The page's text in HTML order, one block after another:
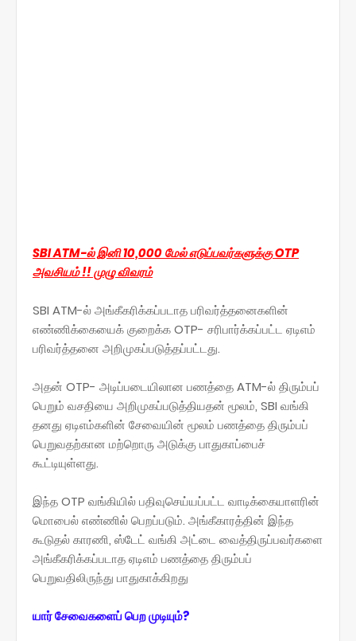
SBI ATM-ல் இனி 10,000 மேல் எடுப்பவர்களுக்கு OTP
அவசியம் !! முழு விவரம்
SBI ATM-ல் அங்கீகரிக்கப்படாத பரிவர்த்தனைகளின்
எண்ணிக்கையைக் குறைக்க OTP- சரிபார்க்கப்பட்ட ஏடிஎம்
பரிவர்த்தனை அறிமுகப்படுத்தப்பட்டது.
அதன் OTP- அடிப்படையிலான பணத்தை ATM-ல் திரும்பப்
பெறும் வசதியை அறிமுகப்படுத்தியதன் மூலம், SBI வங்கி
தனது ஏடிஎம்களின் சேவையின் மூலம் பணத்தை திரும்பப்
பெறுவதற்கான மற்றொரு அடுக்கு பாதுகாப்பைச்
கூட்டியுள்ளது.
இந்த OTP வங்கியில் பதிவுசெய்யப்பட்ட வாடிக்கையாளரின்
மொபைல் எண்ணில் பெறப்படும். அங்கீகாரத்தின் இந்த
கூடுதல் காரணி, ஸ்டேட் வங்கி அட்டை வைத்திருப்பவர்களை
அங்கீகரிக்கப்படாத ஏடிஎம் பணத்தை திரும்பப்
பெறுவதிலிருந்து பாதுகாக்கிறது
யார் சேவைகளைப் பெற முடியும்?